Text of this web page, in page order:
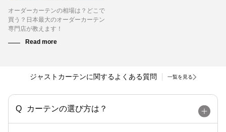
オーダーカーテンの相場は？どこで
買う？日本最大のオーダーカーテン
専門店が教えます！
ジャストカーテンに関するよくある質問 一覧を見る
カーテンの選び方は？